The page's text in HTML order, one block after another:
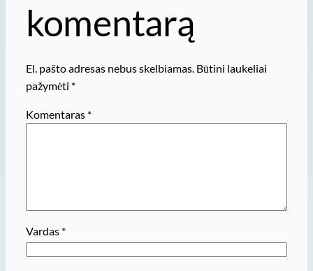
komentarą
El. pašto adresas nebus skelbiamas. Būtini laukeliai
pažymėti *
Komentaras *
Vardas *